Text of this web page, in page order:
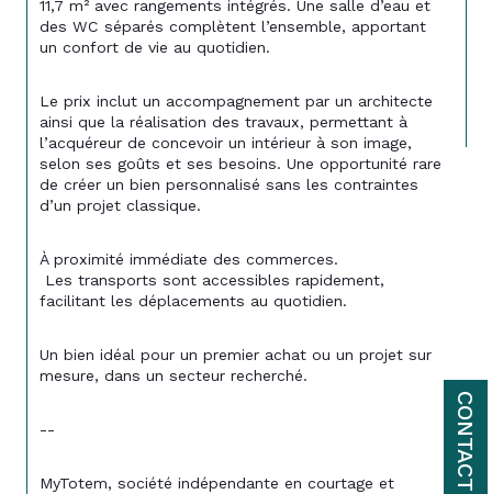
CONTACT
11,7 m² avec rangements intégrés. Une salle d’eau et
des WC séparés complètent l’ensemble, apportant
un confort de vie au quotidien.
Le prix inclut un accompagnement par un architecte
ainsi que la réalisation des travaux, permettant à
l’acquéreur de concevoir un intérieur à son image,
selon ses goûts et ses besoins. Une opportunité rare
de créer un bien personnalisé sans les contraintes
d’un projet classique.
À proximité immédiate des commerces.
facilitant les déplacements au quotidien.
Un bien idéal pour un premier achat ou un projet sur
mesure, dans un secteur recherché.
--
MyTotem, société indépendante en courtage et